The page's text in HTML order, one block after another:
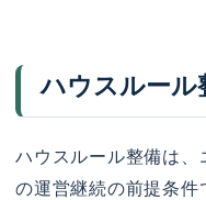
ハウスルール
ハウスルール整備は
の運営継続の前提条件